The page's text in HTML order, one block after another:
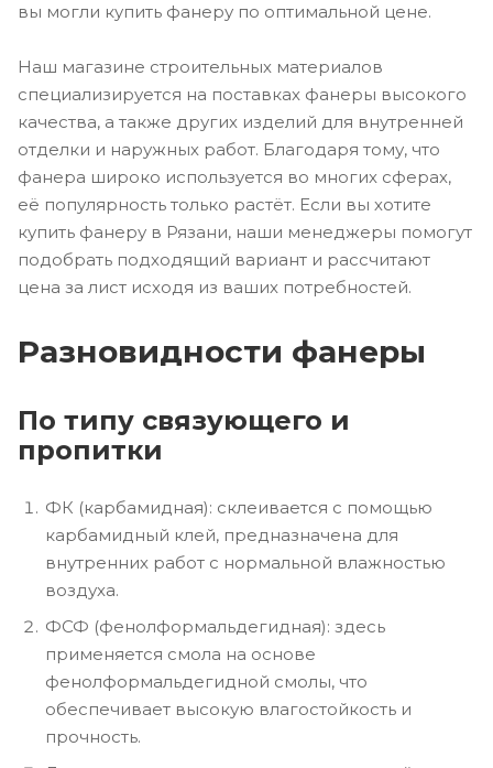
вы могли купить фанеру по оптимальной цене.
Наш магазине строительных материалов
специализируется на поставках фанеры высокого
качества, а также других изделий для внутренней
отделки и наружных работ. Благодаря тому, что
фанера широко используется во многих сферах,
её популярность только растёт. Если вы хотите
купить фанеру в Рязани, наши менеджеры помогут
подобрать подходящий вариант и рассчитают
цена за лист исходя из ваших потребностей.
Разновидности фанеры
По типу связующего и
пропитки
ФК (карбамидная): склеивается с помощью
карбамидный клей, предназначена для
внутренних работ с нормальной влажностью
воздуха.
ФСФ (фенолформальдегидная): здесь
применяется смола на основе
фенолформальдегидной смолы, что
обеспечивает высокую влагостойкость и
прочность.